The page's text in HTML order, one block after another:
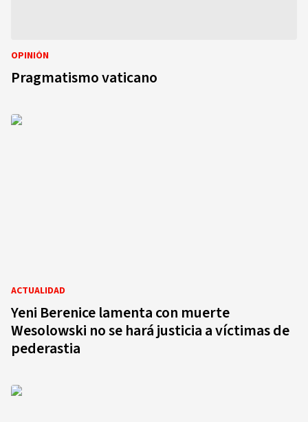
OPINIÓN
Pragmatismo vaticano
ACTUALIDAD
Yeni Berenice lamenta con muerte
Wesolowski no se hará justicia a víctimas de
pederastia